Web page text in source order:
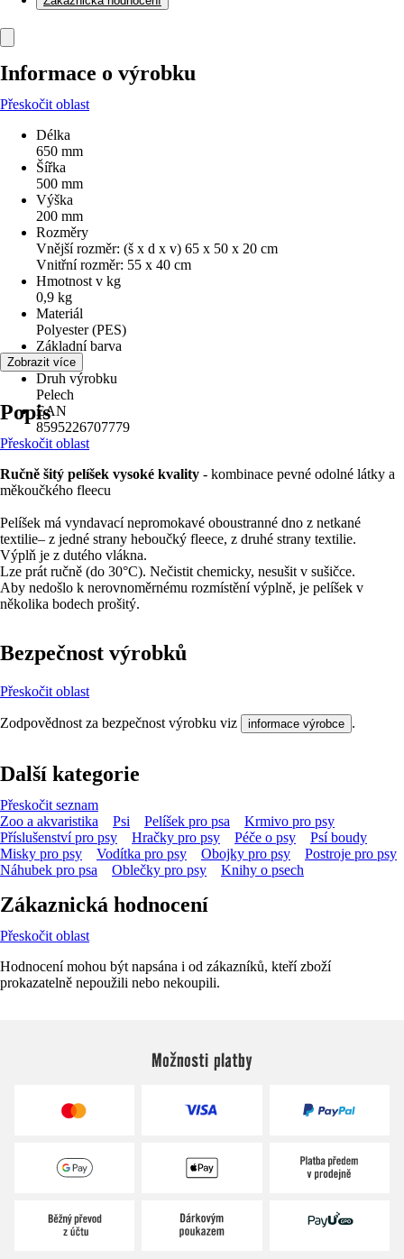
Informace o výrobku
Přeskočit oblast
Délka
650 mm
Šířka
500 mm
Výška
200 mm
Rozměry
Vnější rozměr: (š x d x v) 65 x 50 x 20 cm
Vnitřní rozměr: 55 x 40 cm
Hmotnost v kg
0,9 kg
Materiál
Polyester (PES)
Základní barva
Šedá
Druh výrobku
Pelech
EAN
8595226707779
Zobrazit více
Popis
Přeskočit oblast
Ručně šitý pelíšek vysoké kvality - kombinace pevné odolné látky a
měkoučkého fleecu
Pelíšek má vyndavací nepromokavé oboustranné dno z netkané
textilie– z jedné strany heboučký fleece, z druhé strany textilie.
Výplň je z dutého vlákna.
Lze prát ručně (do 30°C). Nečistit chemicky, nesušit v sušičce.
Aby nedošlo k nerovnoměrnému rozmístění výplně, je pelíšek v
několika bodech prošitý.
Bezpečnost výrobků
Přeskočit oblast
Zodpovědnost za bezpečnost výrobku viz informace výrobce .
Další kategorie
Přeskočit seznam
Zoo a akvaristika
Psi Pelíšek pro psa
Krmivo pro psy
Příslušenství pro psy
Hračky pro psy Péče o psy
Psí boudy
Misky pro psy
Vodítka pro psy Obojky pro psy
Postroje pro psy
Náhubek pro psa
Oblečky pro psy Knihy o psech
Zákaznická hodnocení
Přeskočit oblast
Hodnocení mohou být napsána i od zákazníků, kteří zboží
prokazatelně nepoužili nebo nekoupili.
Možnosti platby